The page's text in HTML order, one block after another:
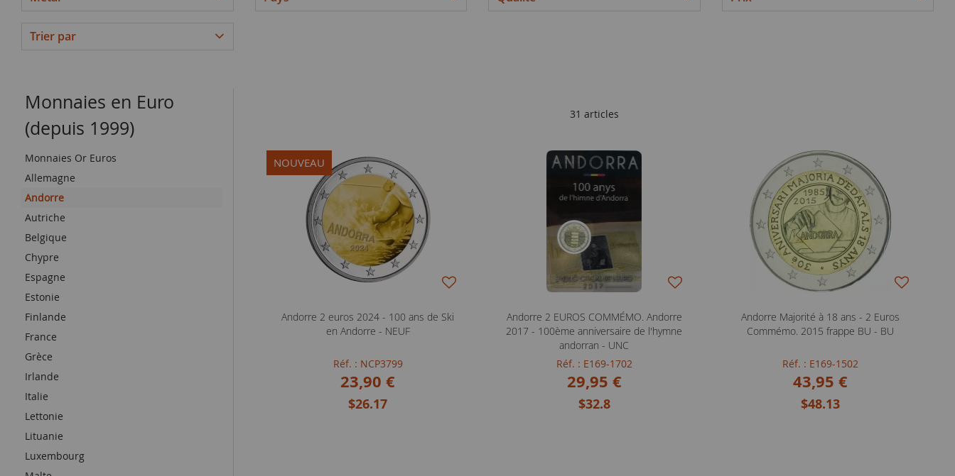
Trier par
Monnaies en Euro
(depuis 1999)
Monnaies Or Euros
Allemagne
Andorre
Autriche
Belgique
Chypre
Espagne
Estonie
Finlande
France
Grèce
Irlande
Italie
Lettonie
Lituanie
Luxembourg
31 articles
NOUVEAU
Andorre 2 euros 2024 - 100 ans de Ski
en Andorre - NEUF
Réf. : NCP3799
23,90 €
$26.17
Andorre 2 EUROS COMMÉMO. Andorre
2017 - 100ème anniversaire de l'hymne
andorran - UNC
Réf. : E169-1702
29,95 €
$32.8
Andorre Majorité à 18 ans - 2 Euros
Commémo. 2015 frappe BU - BU
Réf. : E169-1502
43,95 €
$48.13